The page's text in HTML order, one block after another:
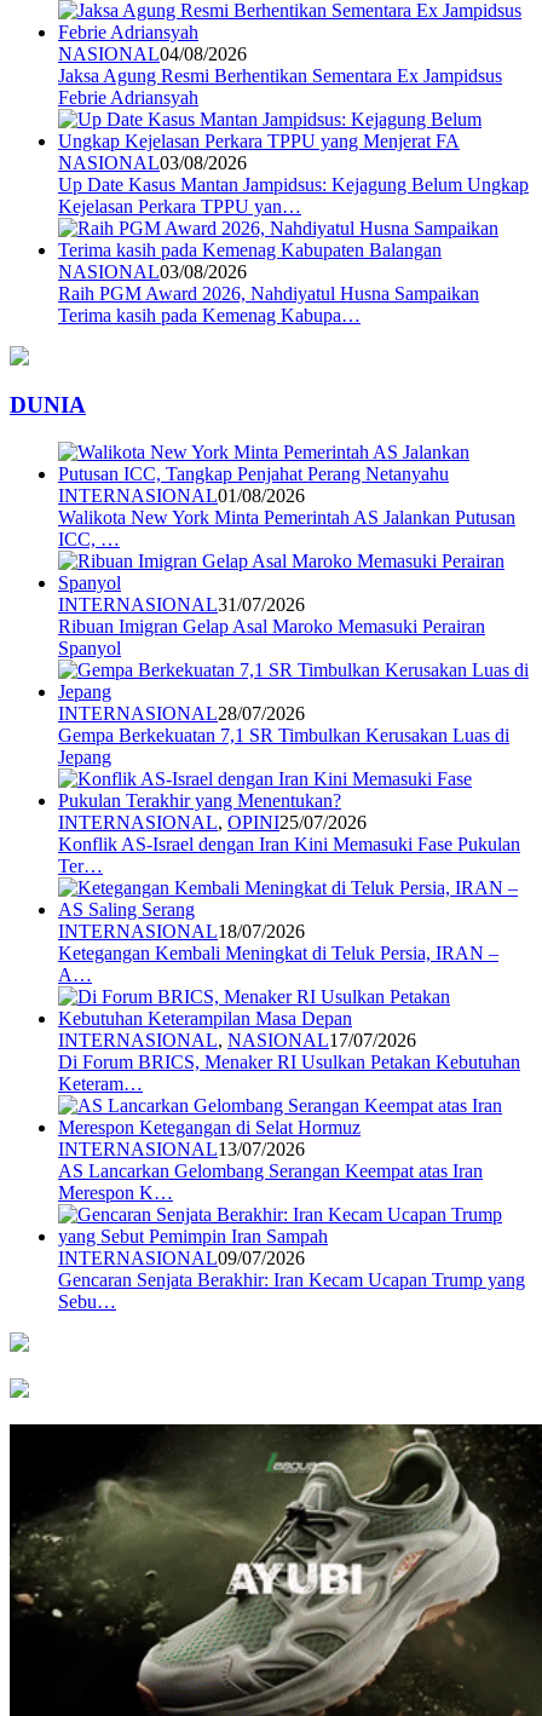
NASIONAL04/08/2026
Jaksa Agung Resmi Berhentikan Sementara Ex Jampidsus
Febrie Adriansyah
NASIONAL03/08/2026
Up Date Kasus Mantan Jampidsus: Kejagung Belum Ungkap
Kejelasan Perkara TPPU yan…
NASIONAL03/08/2026
Raih PGM Award 2026, Nahdiyatul Husna Sampaikan
Terima kasih pada Kemenag Kabupa…
DUNIA
INTERNASIONAL01/08/2026
Walikota New York Minta Pemerintah AS Jalankan Putusan
ICC, …
INTERNASIONAL31/07/2026
Ribuan Imigran Gelap Asal Maroko Memasuki Perairan
Spanyol
INTERNASIONAL28/07/2026
Gempa Berkekuatan 7,1 SR Timbulkan Kerusakan Luas di
Jepang
INTERNASIONAL, OPINI25/07/2026
Konflik AS-Israel dengan Iran Kini Memasuki Fase Pukulan
Ter…
INTERNASIONAL18/07/2026
Ketegangan Kembali Meningkat di Teluk Persia, IRAN –
A…
INTERNASIONAL, NASIONAL17/07/2026
Di Forum BRICS, Menaker RI Usulkan Petakan Kebutuhan
Keteram…
INTERNASIONAL13/07/2026
AS Lancarkan Gelombang Serangan Keempat atas Iran
Merespon K…
INTERNASIONAL09/07/2026
Gencaran Senjata Berakhir: Iran Kecam Ucapan Trump yang
Sebu…